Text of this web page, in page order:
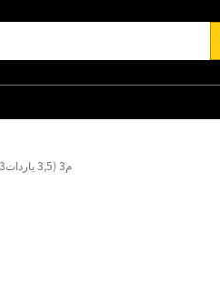
2,7 م3 (3,5 ياردات3)، تثبيت بمسامير، حد القطع المُثبَّت بمسامير